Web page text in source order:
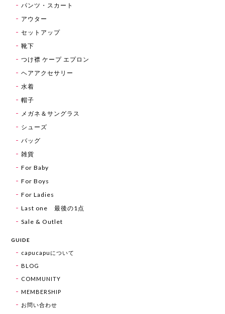
パンツ・スカート
アウター
セットアップ
靴下
つけ襟 ケープ エプロン
ヘアアクセサリー
水着
帽子
メガネ＆サングラス
シューズ
バッグ
雑貨
For Baby
For Boys
For Ladies
Last one 最後の1点
Sale & Outlet
GUIDE
capucapuについて
BLOG
COMMUNITY
MEMBERSHIP
お問い合わせ